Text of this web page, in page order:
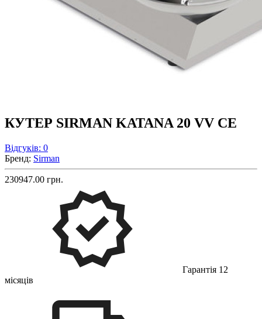
КУТЕР SIRMAN KATANA 20 VV CE
Відгуків: 0
Бренд: Sirman
230947.00 грн.
Гарантія 12
місяців